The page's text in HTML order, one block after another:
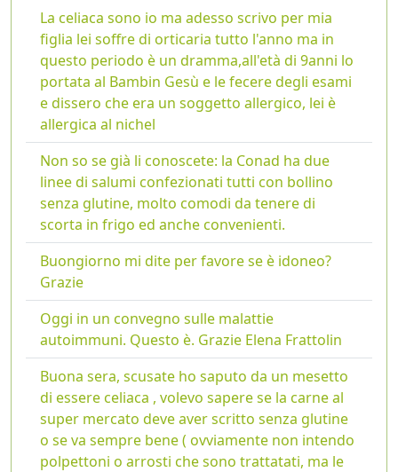
La celiaca sono io ma adesso scrivo per mia
figlia lei soffre di orticaria tutto l'anno ma in
questo periodo è un dramma,all'età di 9anni lo
portata al Bambin Gesù e le fecere degli esami
e dissero che era un soggetto allergico, lei è
allergica al nichel
Non so se già li conoscete: la Conad ha due
linee di salumi confezionati tutti con bollino
senza glutine, molto comodi da tenere di
scorta in frigo ed anche convenienti.
Buongiorno mi dite per favore se è idoneo?
Grazie
Oggi in un convegno sulle malattie
autoimmuni. Questo è. Grazie Elena Frattolin
Buona sera, scusate ho saputo da un mesetto
di essere celiaca , volevo sapere se la carne al
super mercato deve aver scritto senza glutine
o se va sempre bene ( ovviamente non intendo
polpettoni o arrosti che sono trattatati, ma le